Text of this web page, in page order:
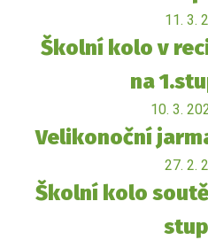
11. 3.
Školní kolo v
na
10. 3.
Velikonoční
27. 2.
Školní kolo